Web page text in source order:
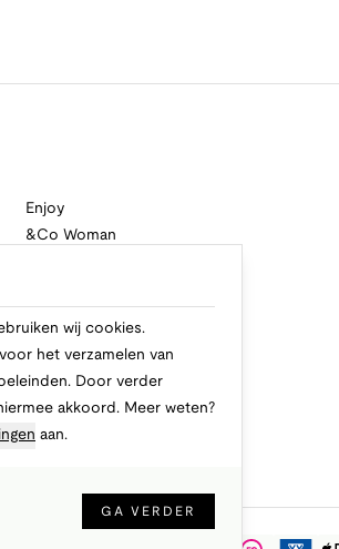
Enjoy
&Co Woman
wij cookies.
het verzamelen van
Door verder
akkoord. Meer weten?
aan.
GA VERDER